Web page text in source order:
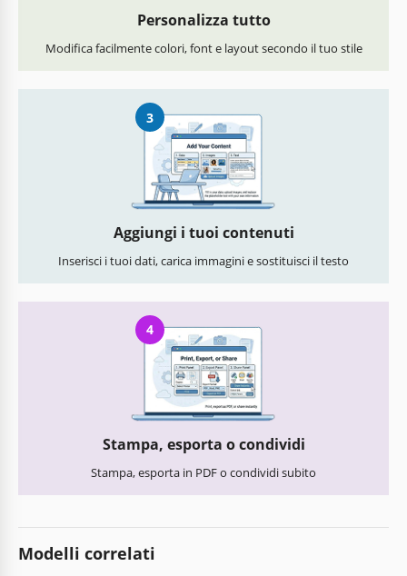
Personalizza tutto
Modifica facilmente colori, font e layout secondo il tuo stile
3
Aggiungi i tuoi contenuti
Inserisci i tuoi dati, carica immagini e sostituisci il testo
4
Stampa, esporta o condividi
Stampa, esporta in PDF o condividi subito
Modelli correlati